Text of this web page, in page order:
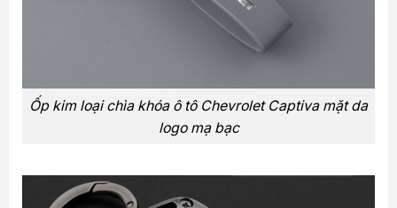
Ốp kim loại chìa khóa ô tô Chevrolet Captiva mặt da
logo mạ bạc